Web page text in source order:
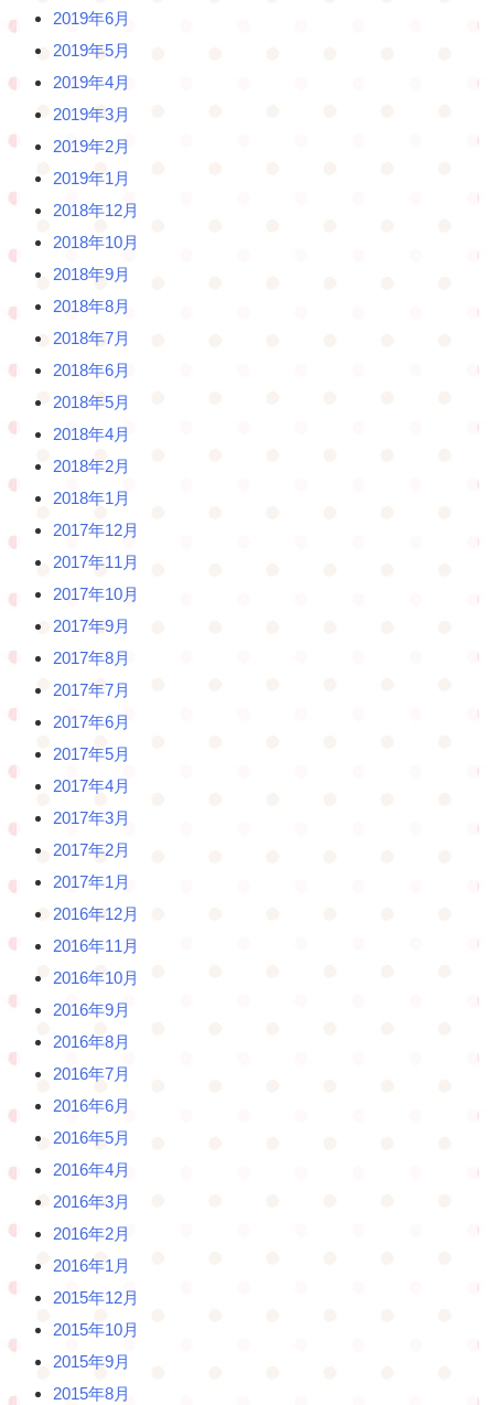
2019年6月
2019年5月
2019年4月
2019年3月
2019年2月
2019年1月
2018年12月
2018年10月
2018年9月
2018年8月
2018年7月
2018年6月
2018年5月
2018年4月
2018年2月
2018年1月
2017年12月
2017年11月
2017年10月
2017年9月
2017年8月
2017年7月
2017年6月
2017年5月
2017年4月
2017年3月
2017年2月
2017年1月
2016年12月
2016年11月
2016年10月
2016年9月
2016年8月
2016年7月
2016年6月
2016年5月
2016年4月
2016年3月
2016年2月
2016年1月
2015年12月
2015年10月
2015年9月
2015年8月